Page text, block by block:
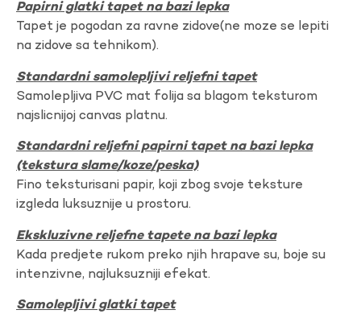
Papirni glatki tapet na bazi lepka
Tapet je pogodan za ravne zidove(ne moze se lepiti
na zidove sa tehnikom).
Standardni samolepljivi reljefni tapet
Samolepljiva PVC mat folija sa blagom teksturom
najslicnijoj canvas platnu.
Standardni reljefni papirni tapet na bazi lepka
(tekstura slame/koze/peska)
Fino teksturisani papir, koji zbog svoje teksture
izgleda luksuznije u prostoru.
Ekskluzivne reljefne tapete na bazi lepka
Kada predjete rukom preko njih hrapave su, boje su
intenzivne, najluksuzniji efekat.
Samolepljivi glatki tapet